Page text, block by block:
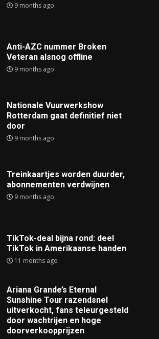
9 months ago
Anti-AZC nummer Broken
Veteran alsnog offline
9 months ago
Nationale Vuurwerkshow
Rotterdam gaat definitief niet
door
9 months ago
Treinkaartjes worden duurder,
abonnementen verdwijnen
9 months ago
TikTok-deal bijna rond: deel
TikTok in Amerikaanse handen
11 months ago
Ariana Grande’s Eternal
Sunshine Tour razendsnel
uitverkocht, fans teleurgesteld
door wachtrijen en hoge
doorverkoopprijzen